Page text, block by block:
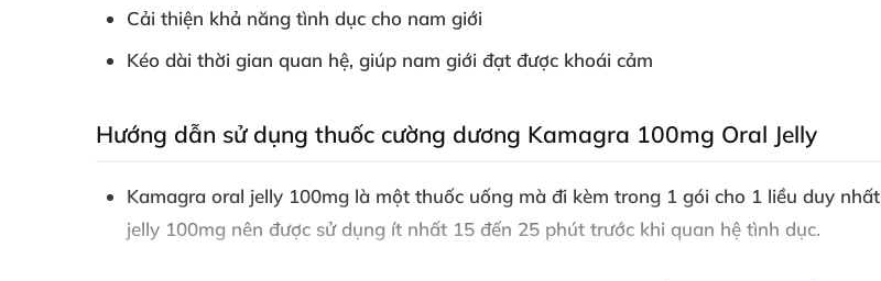
Cải thiện khả năng tình dục cho nam giới
Kéo dài thời gian quan hệ, giúp nam giới đạt được khoái cảm
Hướng dẫn sử dụng thuốc cường dương Kamagra 100mg Oral Jelly
Kamagra oral jelly 100mg là một thuốc uống mà đi kèm trong 1 gói cho 1 liều duy nhất
jelly 100mg nên được sử dụng ít nhất 15 đến 25 phút trước khi quan hệ tình dục.